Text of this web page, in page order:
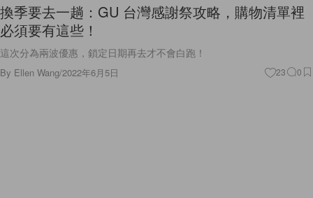
換季要去一趟：GU 台灣感謝祭攻略，購物清單裡
必須要有這些！
這次分為兩波優惠，鎖定日期再去才不會白跑！
By Ellen Wang/2022年6月5日 23 0